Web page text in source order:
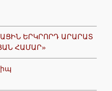
ԵՐԿՐՈՐԴ ԱՐԱՐԱՏ
ՀԱՄԱՐ»